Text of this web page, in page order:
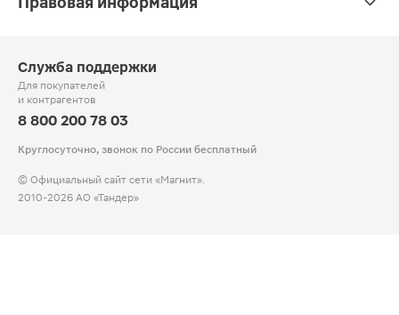
Служба поддержки
Для покупателей
и контрагентов
8 800 200 78 03
Круглосуточно, звонок по России бесплатный
© Официальный сайт сети «Магнит».
2010-2026 АО «Тандер»